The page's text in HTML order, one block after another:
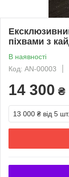
піхвами з
В наявності
Код: AN-00003
14 300 ₴
13 000 ₴ від 5 шт.